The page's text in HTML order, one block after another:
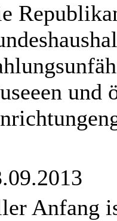
und
Anfang